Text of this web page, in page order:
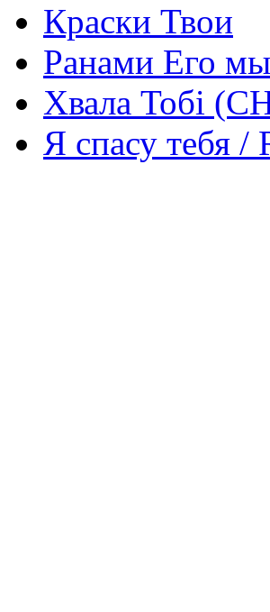
Краски Твои
Ранами Его
Хвала Тобі
Я спасу тебя /